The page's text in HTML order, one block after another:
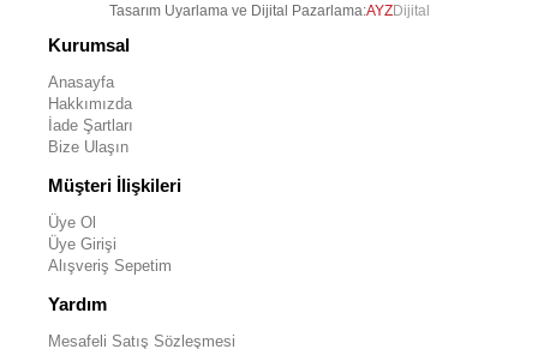
Tasarım Uyarlama ve Dijital Pazarlama:AYZDijital
Kurumsal
Anasayfa
Hakkımızda
İade Şartları
Bize Ulaşın
Müşteri İlişkileri
Üye Ol
Üye Girişi
Alışveriş Sepetim
Yardım
Mesafeli Satış Sözleşmesi